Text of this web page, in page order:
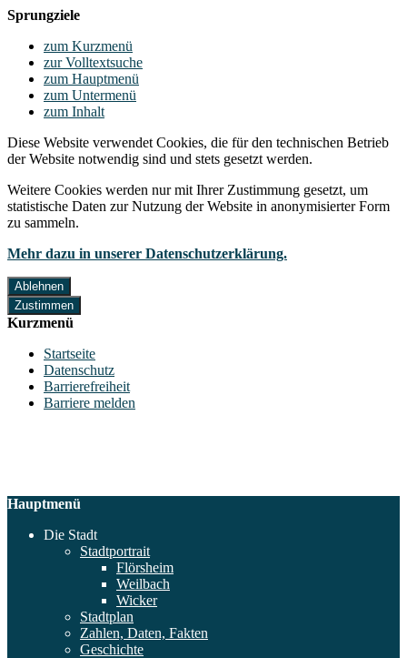
Sprungziele
zum Kurzmenü
zur Volltextsuche
zum Hauptmenü
zum Untermenü
zum Inhalt
Diese Website verwendet Cookies, die für den technischen Betrieb
der Website notwendig sind und stets gesetzt werden.
Weitere Cookies werden nur mit Ihrer Zustimmung gesetzt, um
statistische Daten zur Nutzung der Website in anonymisierter Form
zu sammeln.
Mehr dazu in unserer Datenschutzerklärung.
Ablehnen
Zustimmen
Kurzmenü
Startseite
Datenschutz
Barrierefreiheit
Barriere melden
Hauptmenü
Die Stadt
Stadtportrait
Flörsheim
Weilbach
Wicker
Stadtplan
Zahlen, Daten, Fakten
Geschichte